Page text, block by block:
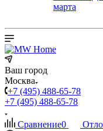
марта
Ваш город
Москва
+7 (495) 488-65-78
+7 (495) 488-65-78
Сравнение0